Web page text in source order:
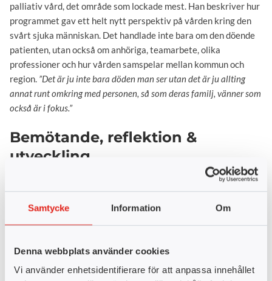
Samtycke Information Om
Denna webbplats använder cookies
Vi använder enhetsidentifierare för att anpassa innehållet
palliativ vård, det område som lockade mest. Han beskriver hur
programmet gav ett helt nytt perspektiv på vården kring den
svårt sjuka människan. Det handlade inte bara om den döende
patienten, utan också om anhöriga, teamarbete, olika
professioner och hur vården samspelar mellan kommun och
region. ”Det är ju inte bara döden man ser utan det är ju allting
annat runt omkring med personen, så som deras familj, vänner som
också är i fokus.”
Bemötande, reflektion &
utveckling
Det Simon framför allt bär med sig från studietiden är ett
förändrat förhållningssätt. Även om han upplever att han hade
ett bra bemötande redan innan, gav utbildningen honom en
ett ämne i taget gjorde det lättare att fokusera, och arbetet
med patientfall tränade honom att tänka bredare och mer